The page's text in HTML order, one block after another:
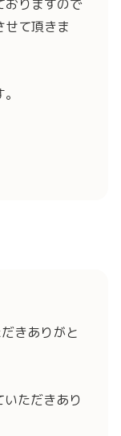
おりますので
せて頂きま
きありがと
いただきあり